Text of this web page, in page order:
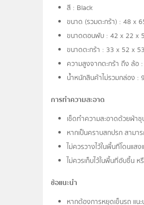
สี : Black
ขนาด (รวมตะกร้า) : 48 x
ขนาดตอนพับ : 42 x 22 x
ขนาดตะกร้า : 33 x 52 x
ความสูงจากตะกร้า ถึง ล้อ
น้ำหนักสินค้าไม่รวมกล่อง :
การทำความสะอาด
เช็ดทำความสะอาดด้วยผ้า
หากเป็นคราบสกปรก สามา
ไม่ควรวางไว้ในพื้นที่โดนแส
ไม่ควรเก็บไว้ในพื้นที่อับชื้น
ข้อแนะนำ
หากต้องการหยุดเข็นรถ แน